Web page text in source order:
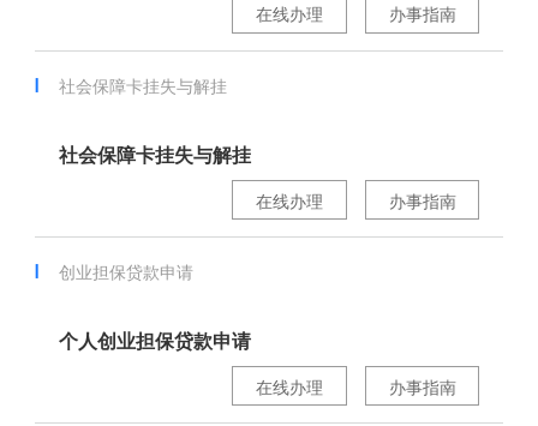
办事指南
在线办理
社会保障卡挂失与解挂
社会保障卡挂失与解挂
办事指南
在线办理
创业担保贷款申请
个人创业担保贷款申请
办事指南
在线办理